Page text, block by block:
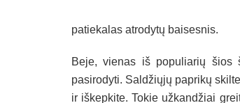
patiekalas atrodytų baisesnis.
Beje, vienas iš populiarių šios
pasirodyti. Saldžiųjų paprikų
ir iškepkite. Tokie užkandžiai